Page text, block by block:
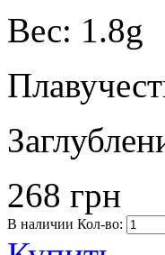
Вес: 1.8g
268 грн
В наличии Кол-во: